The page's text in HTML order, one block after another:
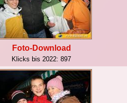
Foto-Download
Klicks bis 2022: 897